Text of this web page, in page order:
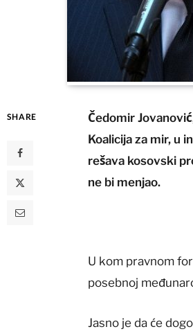
SHARE
Čedomir
Koalicija za mir, u
rešava kosovski
ne bi menjao.
U kom pravnom
posebnoj
Jasno je da će